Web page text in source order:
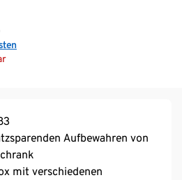
Aufbewahren von
mit verschiedenen